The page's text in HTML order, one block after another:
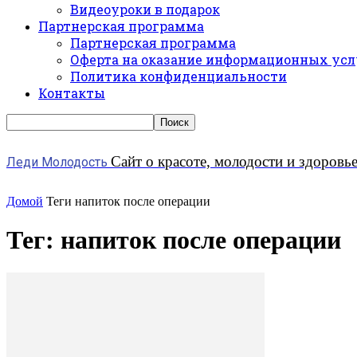
Видеоуроки в подарок
Партнерская программа
Партнерская программа
Оферта на оказание информационных
Политика конфиденциальности
Контакты
Леди Молодость Сайт о красоте, молодости и здоровье
Домой Теги напиток после операции
Тег: напиток после операции